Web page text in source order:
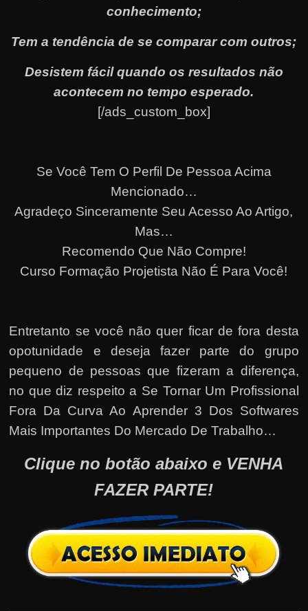
conhecimento;
Tem a tendência de se comparar com outros;
Desistem fácil quando os resultados não
acontecem no tempo esperado.
[/ads_custom_box]
Se Você Tem O Perfil De Pessoa Acima
Mencionado…
Agradeço Sinceramente Seu Acesso Ao Artigo,
Mas…
Recomendo Que Não Compre!
Curso Formação Projetista Não É Para Você!
Entretanto se você não quer ficar de fora desta
opotunidade e deseja fazer parte do grupo
pequeno de pessoas que fizeram a diferença,
no que diz respeito a Se Tornar Um Profissional
Fora Da Curva Ao Aprender 3 Dos Softwares
Mais Importantes Do Mercado De Trabalho…
Clique no botão abaixo e VENHA
FAZER PARTE!